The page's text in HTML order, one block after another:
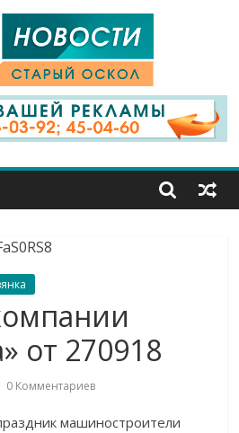
от 270918
0 Комментариев
машиностроители